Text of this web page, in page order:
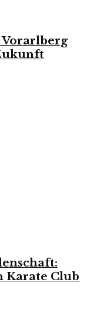
Karate Club